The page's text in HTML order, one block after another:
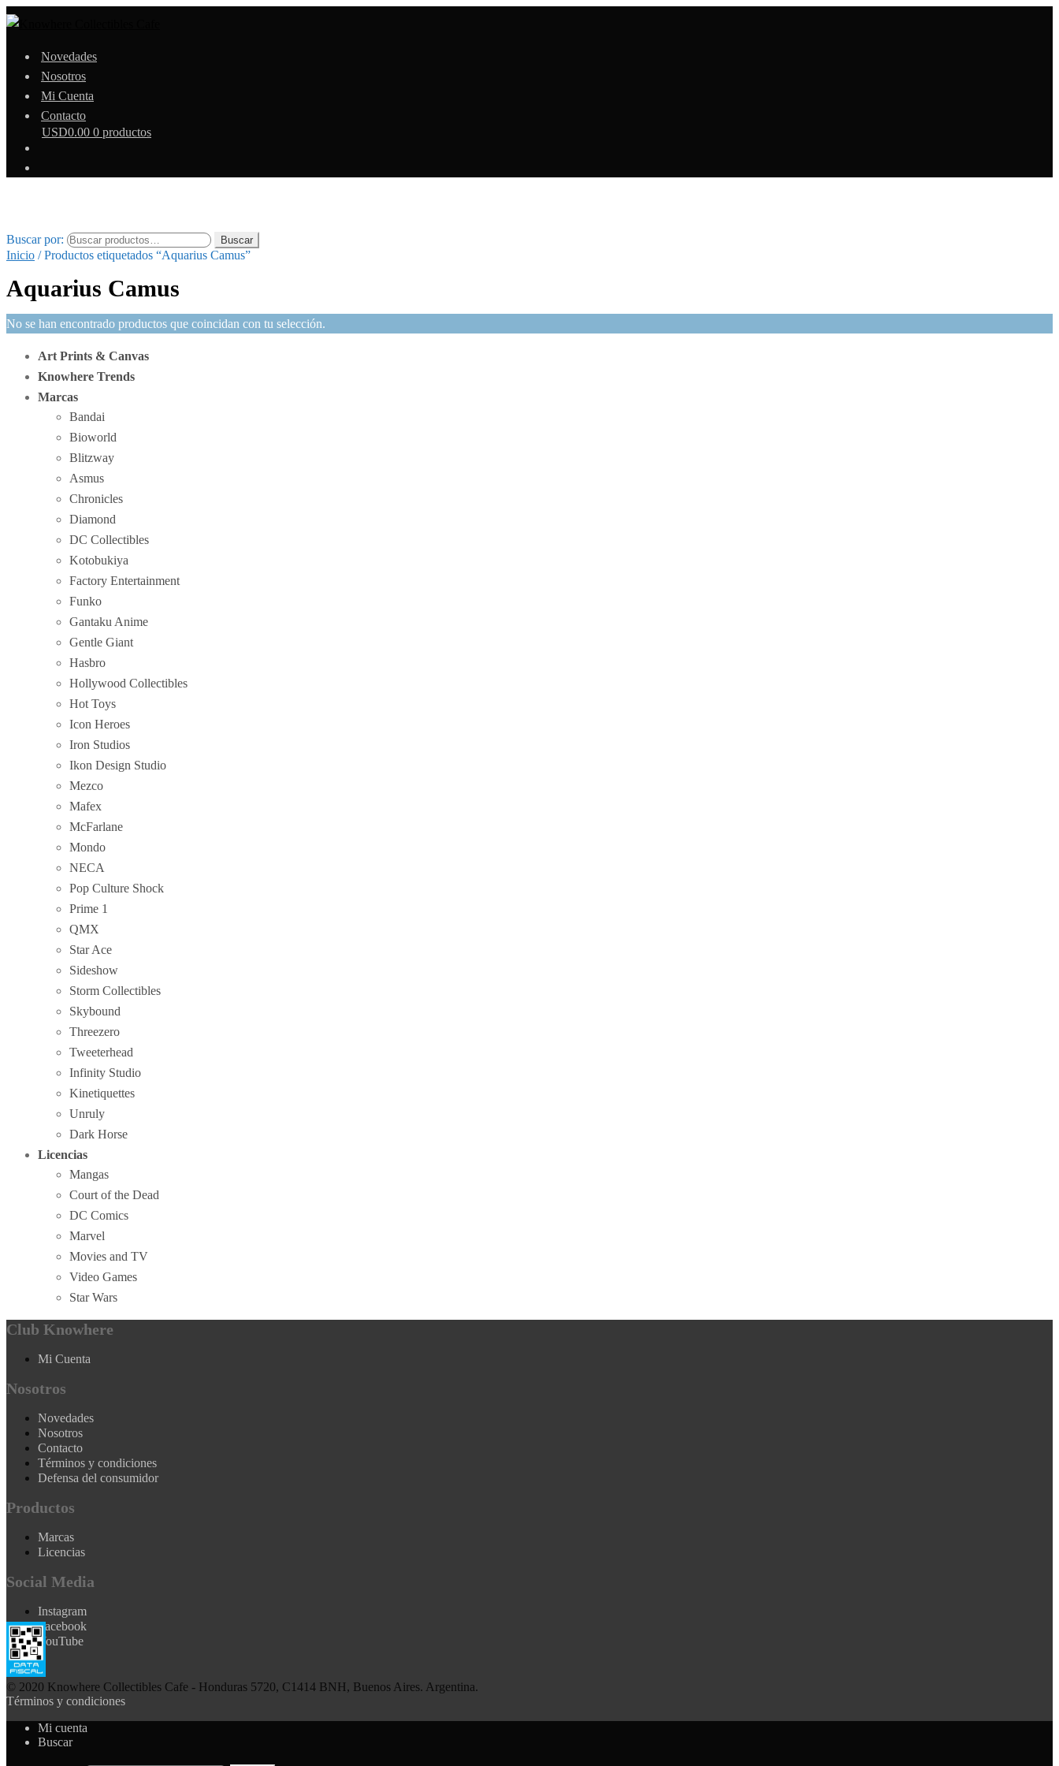
Novedades
Nosotros
Mi Cuenta
Contacto
USD0.00 0 productos
Buscar por: Buscar
Inicio /Productos etiquetados “Aquarius Camus”
Aquarius Camus
No se han encontrado productos que coincidan con tu selección.
Art Prints & Canvas
Knowhere Trends
Marcas
Bandai
Bioworld
Blitzway
Asmus
Chronicles
Diamond
DC Collectibles
Kotobukiya
Factory Entertainment
Funko
Gantaku Anime
Gentle Giant
Hasbro
Hollywood Collectibles
Hot Toys
Icon Heroes
Iron Studios
Ikon Design Studio
Mezco
Mafex
McFarlane
Mondo
NECA
Pop Culture Shock
Prime 1
QMX
Star Ace
Sideshow
Storm Collectibles
Skybound
Threezero
Tweeterhead
Infinity Studio
Kinetiquettes
Unruly
Dark Horse
Licencias
Mangas
Court of the Dead
DC Comics
Marvel
Movies and TV
Video Games
Star Wars
Club Knowhere
Mi Cuenta
Nosotros
Novedades
Nosotros
Contacto
Términos y condiciones
Defensa del consumidor
Productos
Marcas
Licencias
Social Media
Instagram
Facebook
YouTube
© 2020 Knowhere Collectibles Cafe - Honduras 5720, C1414 BNH, Buenos Aires. Argentina.
Términos y condiciones
Mi cuenta
Buscar